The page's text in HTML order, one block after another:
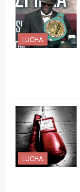
LUCHA
LUCHA